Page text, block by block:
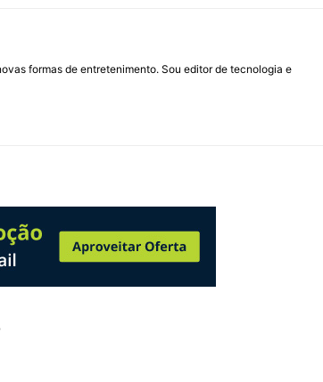
formas de entretenimento. Sou editor de tecnologia e